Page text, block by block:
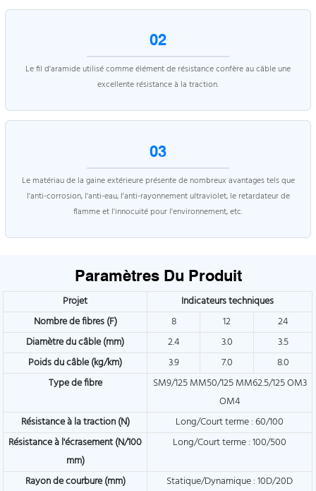
02
Le fil d'aramide utilisé comme élément de résistance confère au câble une
excellente résistance à la traction.
03
Le matériau de la gaine extérieure présente de nombreux avantages tels que
l'anti-corrosion, l'anti-eau, l'anti-rayonnement ultraviolet, le retardateur de
flamme et l'innocuité pour l'environnement, etc.
Paramètres Du Produit
Projet
Indicateurs techniques
Nombre de fibres (F)
8 12
24
Diamètre du câble (mm)
2.4 3.0
3.5
Poids du câble (kg/km)
3.9 7.0
8.0
Type de fibre
SM9/125 MM50/125 MM62.5/125 OM3
OM4
Résistance à la traction (N)
Long/Court terme : 60/100
Résistance à l'écrasement (N/100
mm)
Long/Court terme : 100/500
Rayon de courbure (mm) Statique/Dynamique : 10D/20D